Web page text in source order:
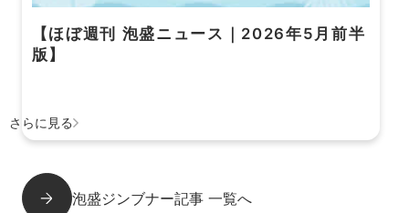
【ほぼ週刊 泡盛ニュース｜2026年5月前半
版】
さらに見る
泡盛ジンブナー記事 一覧へ